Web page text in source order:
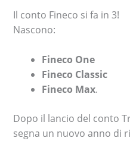
Il conto Fineco si fa in 3!
Nascono:
Fineco One
Fineco Classic
Fineco Max.
Dopo il lancio del conto
segna un nuovo anno di